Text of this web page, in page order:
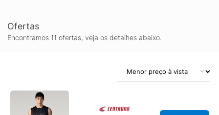
Ofertas
Encontramos 11 ofertas, veja os detalhes abaixo.